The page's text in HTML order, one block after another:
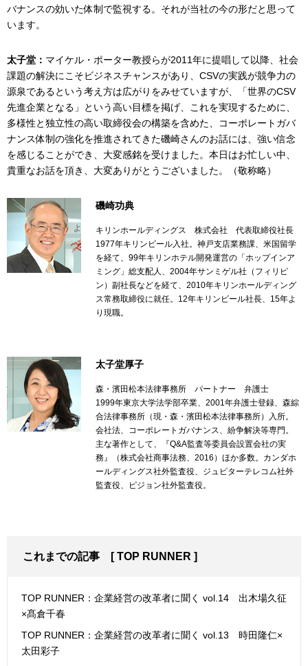
バナンスの効いた体制で監視する。それが当社の今の形だと思って
います。
太子堂： マイケル・ポーター教授らが2011年に提唱して以降、社会
課題の解決にこそビジネスチャンスがあり、CSVの実践が競争力の
源泉であるという考え方は広がりをみせていますが、「世界のCSV
先進企業となる」という高い目標を掲げ、これを実現するために、
多様性と独立性の高い取締役会の構築を含めた、コーポレートガバ
ナンス体制の強化を推進されてきた磯崎さんのお話には、強い信念
を感じることができ、大変感銘を受けました。本日はお忙しい中、
貴重なお話を頂き、大変ありがとうございました。（敬称略）
磯崎功典
キリンホールディングス 株式会社 代表取締役社長
1977年キリンビール入社。神戸支店業務課、米国留学
を経て、99年キリンホテル開発運営の「ホップインア
ミング」総支配人、2004年サンミゲル社（フィリピ
ン）副社長などを経て、2010年キリンホールディング
ス常務取締役に就任。12年キリンビール社長、15年よ
り現職。
太子堂厚子
森・濱田松本法律事務所 パートナー 弁護士
1999年東京大学法学部卒業、2001年弁護士登録、森綜
合法律事務所（現・森・濱田松本法律事務所）入所。
会社法、コーポレートガバナンス、紛争解決等専門。
主な著作として、『Q&A監査等委員会設置会社の実
務』（株式会社商事法務、2016）ほか多数。カンダホ
ールディングス社外監査役、ジュピターテレコム社外
監査役、ピジョン社外監査役。
これまでの記事 [TOP RUNNER ]
TOP RUNNER：企業経営の改革者に聞く vol.14 出木場久征
×髙倉千春
TOP RUNNER：企業経営の改革者に聞く vol.13 時田隆仁×
太田彩子